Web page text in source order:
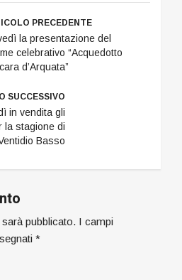
PRECEDENTE
la presentazione del
celebrativo “Acquedotto
d’Arquata”
SUCCESSIVO
in vendita gli
la stagione di
Basso
pubblicato. I campi
*